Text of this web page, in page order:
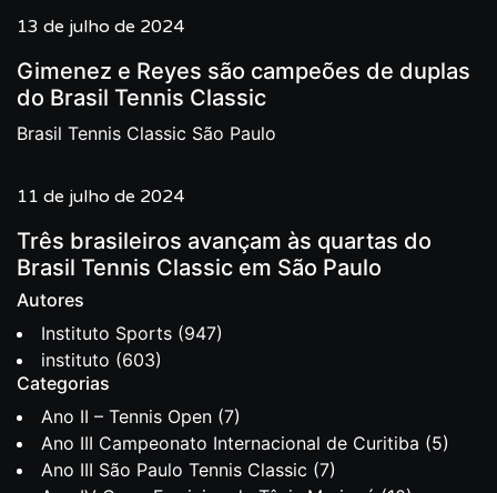
13 de julho de 2024
Gimenez e Reyes são campeões de duplas
do Brasil Tennis Classic
Brasil Tennis Classic São Paulo
11 de julho de 2024
Três brasileiros avançam às quartas do
Brasil Tennis Classic em São Paulo
Autores
Instituto Sports (947)
instituto (603)
Categorias
Ano II – Tennis Open (7)
Ano III Campeonato Internacional de Curitiba (5)
Ano III São Paulo Tennis Classic (7)